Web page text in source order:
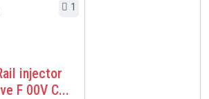
1
injector
F 00V C...